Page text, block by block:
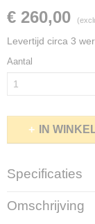
€ 260,00
Levertijd circa 3
Aantal
IN
Specificaties
Netto gewicht
3,00 Kg
Omschrijving